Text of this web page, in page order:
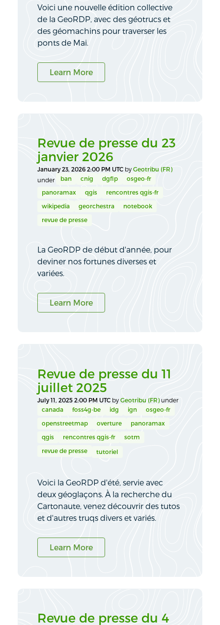
Voici une nouvelle édition collective
de la GeoRDP, avec des géotrucs et
des géomachins pour traverser les
ponts de Mai.
Learn More
Revue de presse du 23
janvier 2026
January 23, 2026 2:00 PM UTC by Geotribu (FR)
under
ban cnig dgfip osgeo-fr
panoramax qgis rencontres qgis-fr
wikipedia georchestra notebook
revue de presse
La GeoRDP de début d'année, pour
deviner nos fortunes diverses et
variées.
Learn More
Revue de presse du 11
juillet 2025
July 11, 2025 2:00 PM UTC by Geotribu (FR) under
canada
foss4g-be idg ign osgeo-fr
openstreetmap overture panoramax
qgis rencontres qgis-fr sotm
revue de presse tutoriel
Voici la GeoRDP d'été, servie avec
deux géoglaçons. À la recherche du
Cartonaute, venez découvrir des tutos
et d'autres truqs divers et variés.
Learn More
Revue de presse du 4